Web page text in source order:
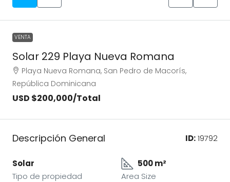
VENTA
Solar 229 Playa Nueva Romana
Playa Nueva Romana, San Pedro de Macorís,
República Dominicana
USD $200,000/Total
Descripción General ID:19792
Solar
Tipo de propiedad
500 m²
Area Size